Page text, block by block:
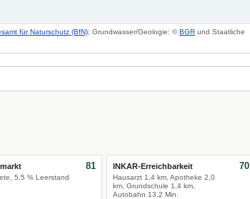
für Naturschutz (BfN); Grundwasser/Geologie: ©BGR und Staatliche
5,5 % Leerstand
81 INKAR-Erreichbarkeit
Hausarzt 1,4 km, Apotheke 2,0
km, Grundschule 1,4 km,
Autobahn 13,2 Min.
70